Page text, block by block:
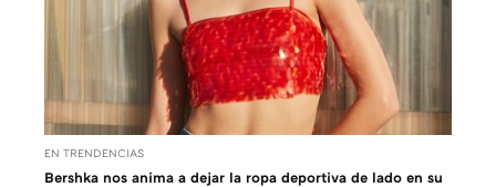
EN TRENDENCIAS
Bershka nos anima a dejar la ropa deportiva de lado en su